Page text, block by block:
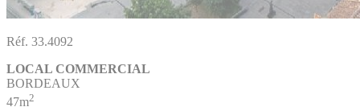
Réf. 33.4092
LOCAL COMMERCIAL
BORDEAUX
47m2